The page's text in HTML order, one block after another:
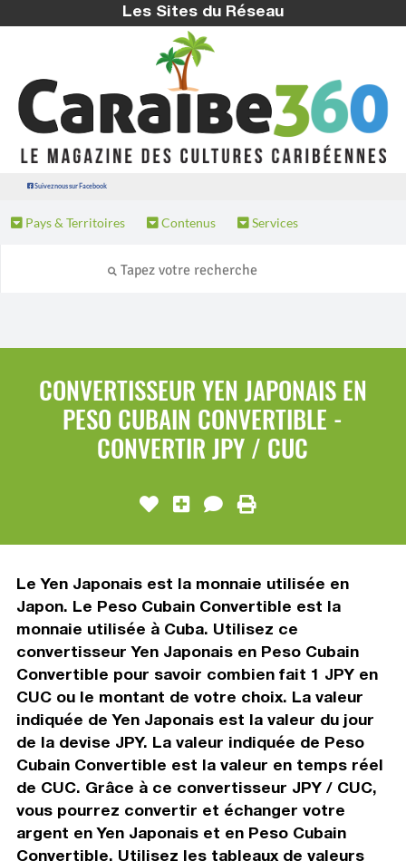
Les Sites du Réseau
Suivez nous sur Facebook
Pays & Territoires Contenus Services
CONVERTISSEUR YEN JAPONAIS EN
PESO CUBAIN CONVERTIBLE -
CONVERTIR JPY / CUC
Le Yen Japonais est la monnaie utilisée en
Japon. Le Peso Cubain Convertible est la
monnaie utilisée à Cuba. Utilisez ce
convertisseur Yen Japonais en Peso Cubain
Convertible pour savoir combien fait 1 JPY en
CUC ou le montant de votre choix. La valeur
indiquée de Yen Japonais est la valeur du jour
de la devise JPY. La valeur indiquée de Peso
Cubain Convertible est la valeur en temps réel
de CUC. Grâce à ce convertisseur JPY / CUC,
vous pourrez convertir et échanger votre
argent en Yen Japonais et en Peso Cubain
Convertible. Utilisez les tableaux de valeurs